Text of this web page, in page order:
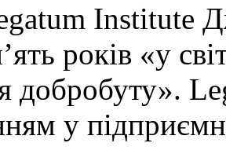
Institute
років «у
добробуту».
у